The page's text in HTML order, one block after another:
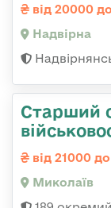
від 20000
Надвірна
Старший
від 21000
Миколаїв